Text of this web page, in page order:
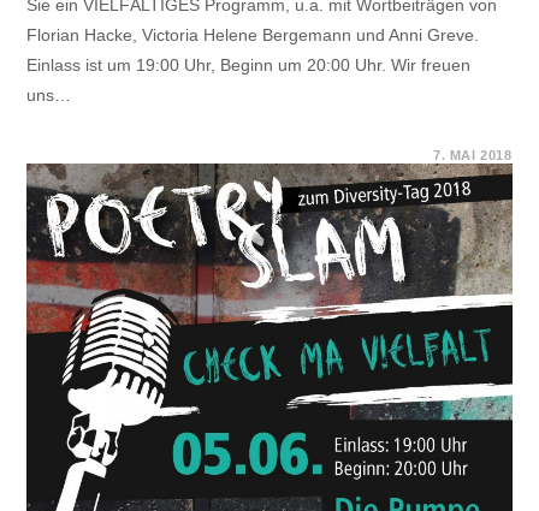
Sie ein VIELFÄLTIGES Programm, u.a. mit Wortbeiträgen von
Florian Hacke, Victoria Helene Bergemann und Anni Greve.
Einlass ist um 19:00 Uhr, Beginn um 20:00 Uhr. Wir freuen
uns…
EINLADUNG
ZUM
POETRY
SLAM
AM
DIVERSITY-
TAG,
DEM
05.06.2018
7. MAI 2018